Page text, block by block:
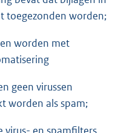
toegezonden worden;
worden met
geen virussen
worden als spam;